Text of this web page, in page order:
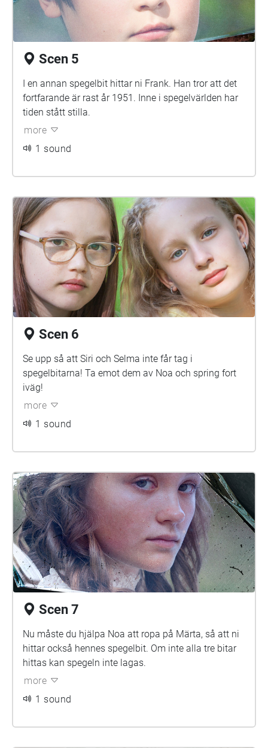
Scen 5
I en annan spegelbit hittar ni Frank. Han tror att det
fortfarande är rast år 1951. Inne i spegelvärlden har
tiden stått stilla.
more
1 sound
Scen 6
Se upp så att Siri och Selma inte får tag i
spegelbitarna! Ta emot dem av Noa och spring fort
iväg!
more
1 sound
Scen 7
Nu måste du hjälpa Noa att ropa på Märta, så att ni
hittar också hennes spegelbit. Om inte alla tre bitar
hittas kan spegeln inte lagas.
more
1 sound